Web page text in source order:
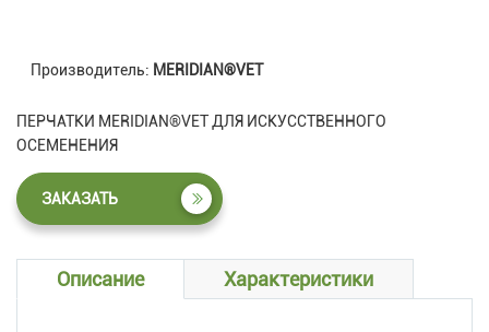
Производитель: MERIDIAN®VET
ПЕРЧАТКИ MERIDIAN®VET ДЛЯ ИСКУССТВЕННОГО
ОСЕМЕНЕНИЯ
ЗАКАЗАТЬ
Описание Характеристики